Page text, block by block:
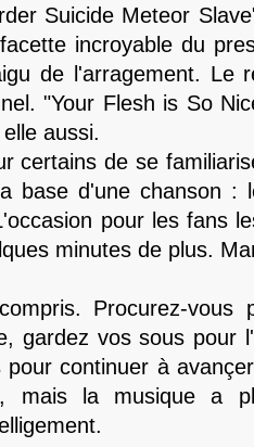
Suicide Meteor
incroyable du
de l'arragement. Le
"Your Flesh is So
aussi.
certains de se
base d'une chanson :
pour les fans
minutes de plus.
Procurez-vous
gardez vos sous pour
continuer à
mais la musique a